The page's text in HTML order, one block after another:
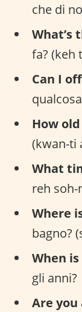
che di
What’s
fa? (keh
Can I
How
(kwan-ti
What
reh soh-
Where
bagno?
When
gli anni?
Are